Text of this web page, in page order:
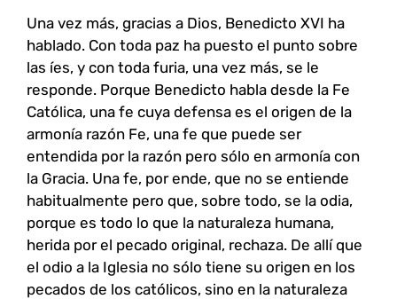
Una vez más, gracias a Dios, Benedicto XVI ha
hablado. Con toda paz ha puesto el punto sobre
las íes, y con toda furia, una vez más, se le
responde. Porque Benedicto habla desde la Fe
Católica, una fe cuya defensa es el origen de la
armonía razón Fe, una fe que puede ser
entendida por la razón pero sólo en armonía con
la Gracia. Una fe, por ende, que no se entiende
habitualmente pero que, sobre todo, se la odia,
porque es todo lo que la naturaleza humana,
herida por el pecado original, rechaza. De allí que
el odio a la Iglesia no sólo tiene su origen en los
pecados de los católicos, sino en la naturaleza